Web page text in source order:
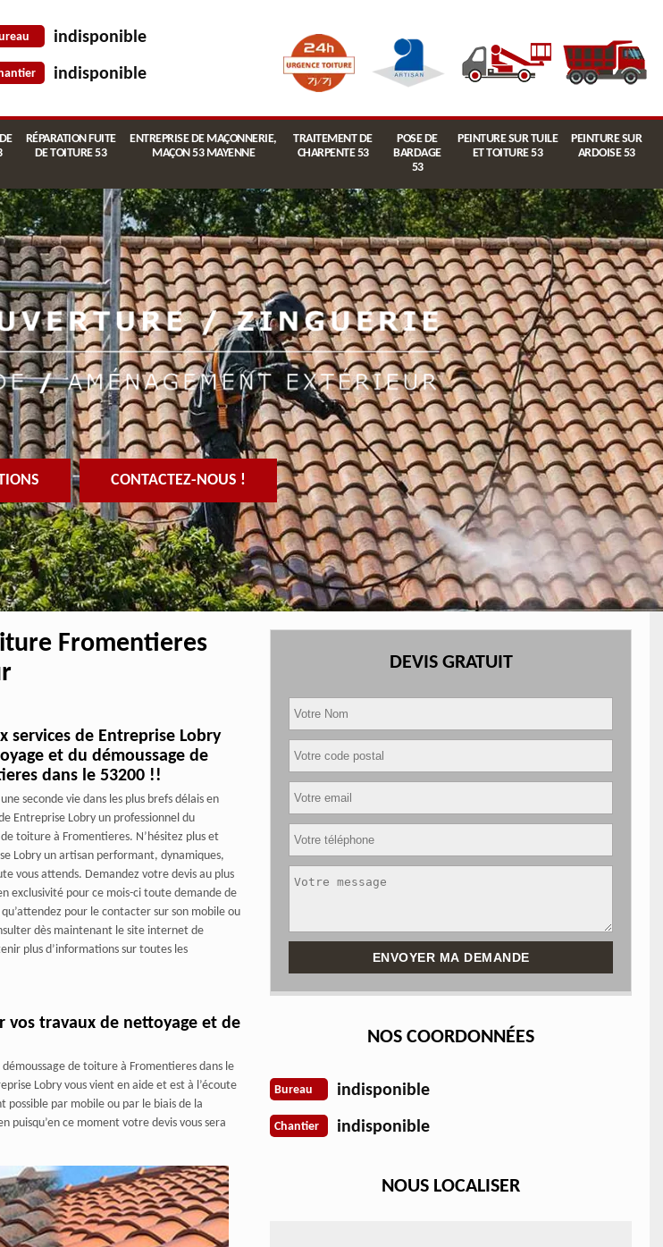
indisponible
indisponible
RÉPARATION FUITE
DE TOITURE 53
ENTREPRISE DE MAÇONNERIE,
MAÇON 53 MAYENNE
TRAITEMENT DE
CHARPENTE 53
POSE DE
BARDAGE
53
PEINTURE SUR TUILE
ET TOITURE 53
PEINTURE SUR
ARDOISE 53
CONTACTEZ-NOUS !
Fromentieres
services de Entreprise Lobry
et du démoussage de
dans le 53200 !!
seconde vie dans les plus brefs délais en
Entreprise Lobry un professionnel du
toiture à Fromentieres. N’hésitez plus et
Lobry un artisan performant, dynamiques,
vous attends. Demandez votre devis au plus
exclusivité pour ce mois-ci toute demande de
pour le contacter sur son mobile ou
dès maintenant le site internet de
plus d’informations sur toutes les
travaux de nettoyage et de
de toiture à Fromentieres dans le
Lobry vous vient en aide et est à l’écoute
possible par mobile ou par le biais de la
ce moment votre devis vous sera
DEVIS GRATUIT
NOS COORDONNÉES
Bureau indisponible
Chantier indisponible
NOUS LOCALISER